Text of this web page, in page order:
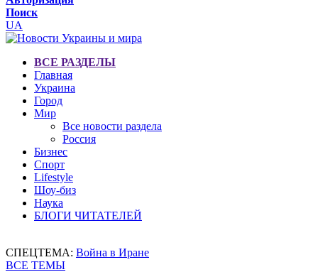
Поиск
UA
ВСЕ РАЗДЕЛЫ
Главная
Украина
Город
Мир
Все новости раздела
Россия
Бизнес
Спорт
Lifestyle
Шоу-биз
Наука
БЛОГИ ЧИТАТЕЛЕЙ
СПЕЦТЕМА: Война в Иране
ВСЕ ТЕМЫ